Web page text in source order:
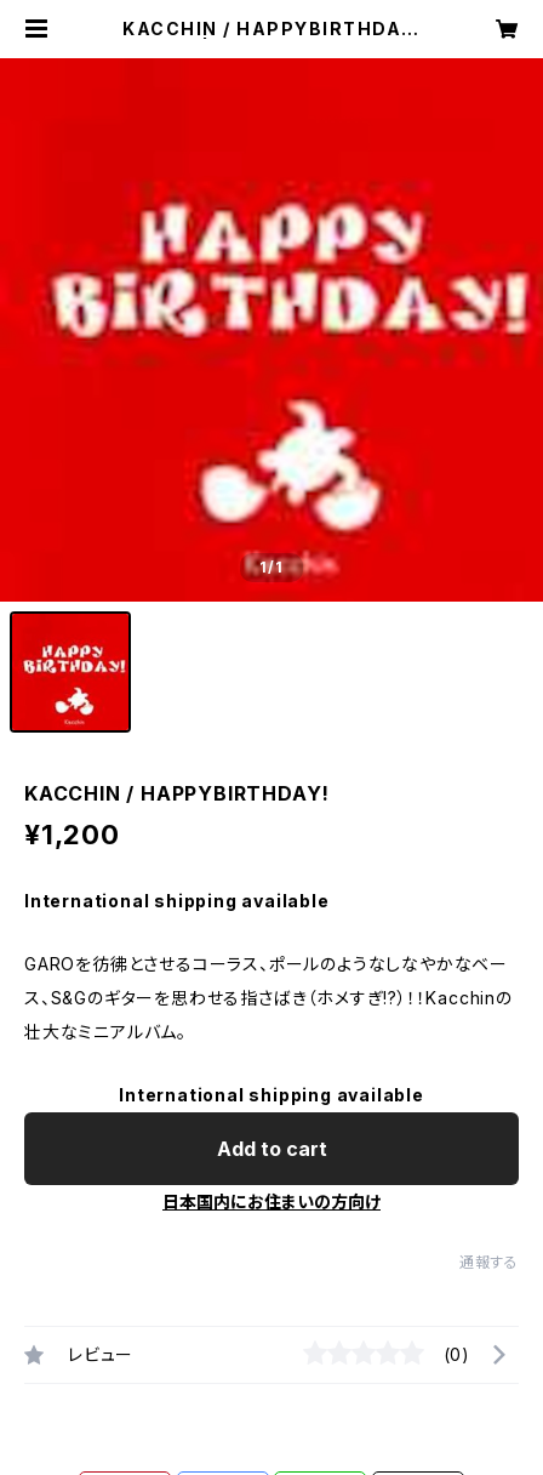
KACCHIN / HAPPYBIRTHDAY!
1/1
KACCHIN / HAPPYBIRTHDAY!
¥1,200
International shipping available
GAROを彷彿とさせるコーラス、ポールのようなしなやかなベー
ス、S&Gのギターを思わせる指さばき（ホメすぎ!?）！！Kacchinの
壮大なミニアルバム。​
International shipping available
Add to cart
日本国内にお住まいの方向け
通報する
レビュー (0)